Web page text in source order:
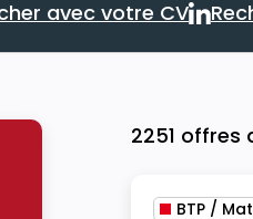
Rechercher avec
avec votre CV
2251 offres
BTP /